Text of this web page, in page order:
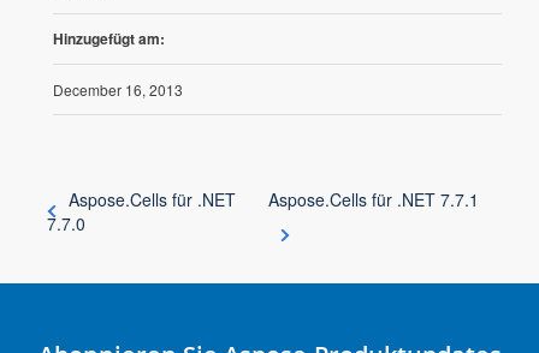
Hinzugefügt am:
December 16, 2013
Aspose.Cells für .NET
7.7.0
Aspose.Cells für .NET 7.7.1